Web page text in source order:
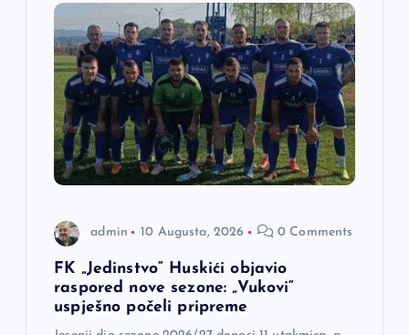
admin 10 Augusta, 2026 0 Comments
FK „Jedinstvo“ Huskići objavio
raspored nove sezone: „Vukovi“
uspješno počeli pripreme